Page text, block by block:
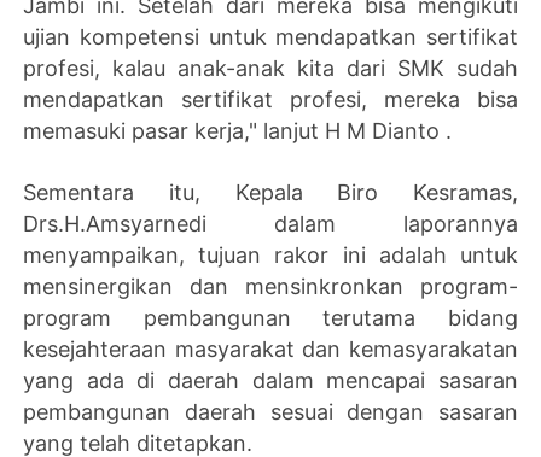
ujian kompetensi untuk mendapatkan sertifikat
profesi, kalau anak-anak kita dari SMK sudah
mendapatkan sertifikat profesi, mereka bisa
memasuki pasar kerja," lanjut H M Dianto .
Sementara itu, Kepala Biro Kesramas,
Drs.H.Amsyarnedi dalam laporannya
menyampaikan, tujuan rakor ini adalah untuk
mensinergikan dan mensinkronkan program-
program pembangunan terutama bidang
kesejahteraan masyarakat dan kemasyarakatan
yang ada di daerah dalam mencapai sasaran
pembangunan daerah sesuai dengan sasaran
yang telah ditetapkan.